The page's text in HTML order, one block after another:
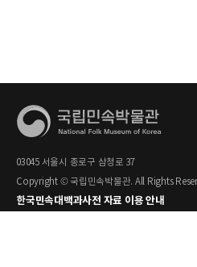
03045 서울시 종로구 삼청로 37
Copyright © 국립민속박물관. All Rights
한국민속대백과사전 자료 이용 안내